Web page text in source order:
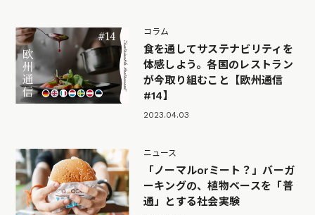
コラム
食を通してサステナビリティを
体感しよう。各国のレストラン
が今取り組むこと【欧州通信
#14】
2023.04.03
ニュース
「ノーマルorミート？」バーガ
ーキングの、植物ベースを「普
通」とする社会実験